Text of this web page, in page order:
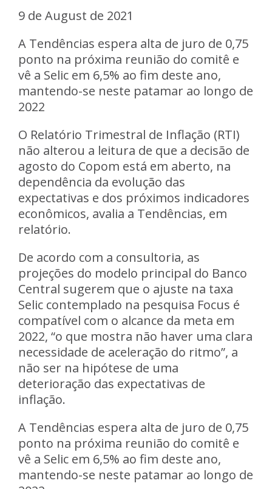
9 de August de 2021
A Tendências espera alta de juro de 0,75
ponto na próxima reunião do comitê e
vê a Selic em 6,5% ao fim deste ano,
mantendo-se neste patamar ao longo de
2022
O Relatório Trimestral de Inflação (RTI)
não alterou a leitura de que a decisão de
agosto do Copom está em aberto, na
dependência da evolução das
expectativas e dos próximos indicadores
econômicos, avalia a Tendências, em
relatório.
De acordo com a consultoria, as
projeções do modelo principal do Banco
Central sugerem que o ajuste na taxa
Selic contemplado na pesquisa Focus é
compatível com o alcance da meta em
2022, “o que mostra não haver uma clara
necessidade de aceleração do ritmo”, a
não ser na hipótese de uma
deterioração das expectativas de
inflação.
A Tendências espera alta de juro de 0,75
ponto na próxima reunião do comitê e
vê a Selic em 6,5% ao fim deste ano,
mantendo-se neste patamar ao longo de